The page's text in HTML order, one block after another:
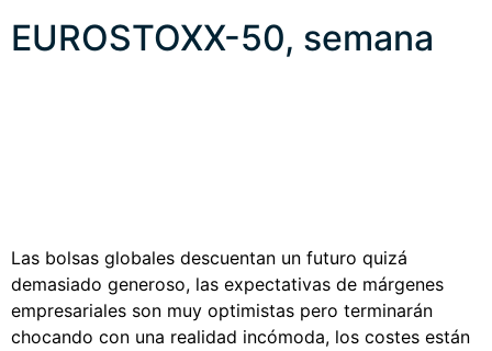
EUROSTOXX-50, semana
Las bolsas globales descuentan un futuro quizá
demasiado generoso, las expectativas de márgenes
empresariales son muy optimistas pero terminarán
chocando con una realidad incómoda, los costes están